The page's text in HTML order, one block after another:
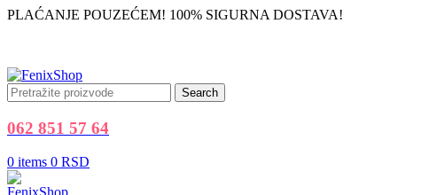
PLAĆANJE POUZEĆEM! 100% SIGURNA DOSTAVA!
Search
062 851 57 64
0 items 0 RSD